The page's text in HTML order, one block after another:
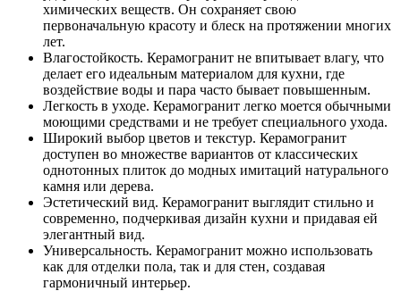
химических веществ. Он сохраняет свою
первоначальную красоту и блеск на протяжении многих
лет.
Влагостойкость. Керамогранит не впитывает влагу, что
делает его идеальным материалом для кухни, где
воздействие воды и пара часто бывает повышенным.
Легкость в уходе. Керамогранит легко моется обычными
моющими средствами и не требует специального ухода.
Широкий выбор цветов и текстур. Керамогранит
доступен во множестве вариантов от классических
однотонных плиток до модных имитаций натурального
камня или дерева.
Эстетический вид. Керамогранит выглядит стильно и
современно, подчеркивая дизайн кухни и придавая ей
элегантный вид.
Универсальность. Керамогранит можно использовать
как для отделки пола, так и для стен, создавая
гармоничный интерьер.